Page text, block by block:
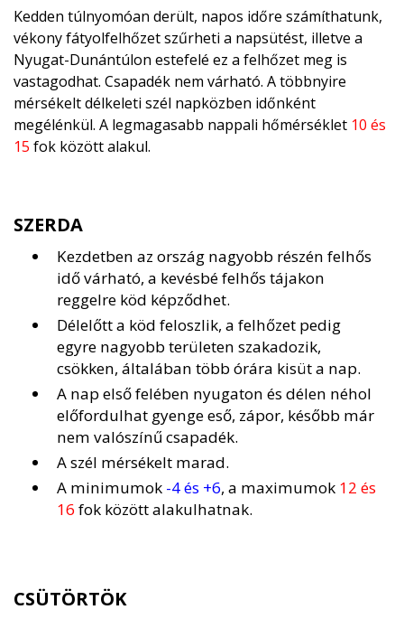
Kedden túlnyomóan derült, napos időre számíthatunk,
vékony fátyolfelhőzet szűrheti a napsütést, illetve a
Nyugat-Dunántúlon estefelé ez a felhőzet meg is
vastagodhat. Csapadék nem várható. A többnyire
mérsékelt délkeleti szél napközben időnként
megélénkül. A legmagasabb nappali hőmérséklet 10 és
15 fok között alakul.
SZERDA
Kezdetben az ország nagyobb részén felhős
idő várható, a kevésbé felhős tájakon
reggelre köd képződhet.
Délelőtt a köd feloszlik, a felhőzet pedig
egyre nagyobb területen szakadozik,
csökken, általában több órára kisüt a nap.
A nap első felében nyugaton és délen néhol
előfordulhat gyenge eső, zápor, később már
nem valószínű csapadék.
A szél mérsékelt marad.
A minimumok -4 és +6, a maximumok 12 és
16 fok között alakulhatnak.
CSÜTÖRTÖK